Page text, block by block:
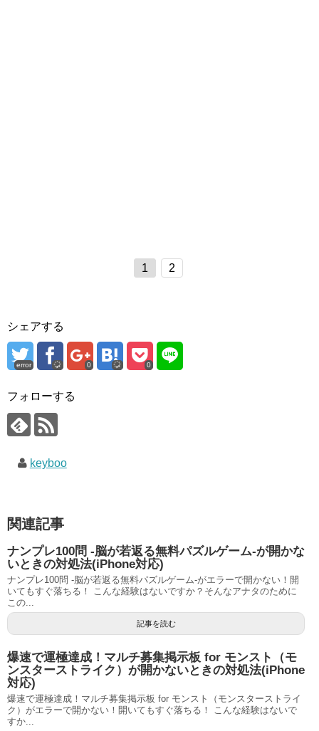
1 2
シェアする
error 0 0
フォローする
keyboo
関連記事
ナンプレ100問 -脳が若返る無料パズルゲーム-が開かな
いときの対処法(iPhone対応)
ナンプレ100問 -脳が若返る無料パズルゲーム-がエラーで開かない！開
いてもすぐ落ちる！ こんな経験はないですか？そんなアナタのために
この...
記事を読む
爆速で運極達成！マルチ募集掲示板 for モンスト（モ
ンスターストライク）が開かないときの対処法(iPhone
対応)
爆速で運極達成！マルチ募集掲示板 for モンスト（モンスターストライ
ク）がエラーで開かない！開いてもすぐ落ちる！ こんな経験はないで
すか...